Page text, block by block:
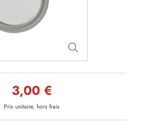
3,00 €
Prix unitaire, hors frais